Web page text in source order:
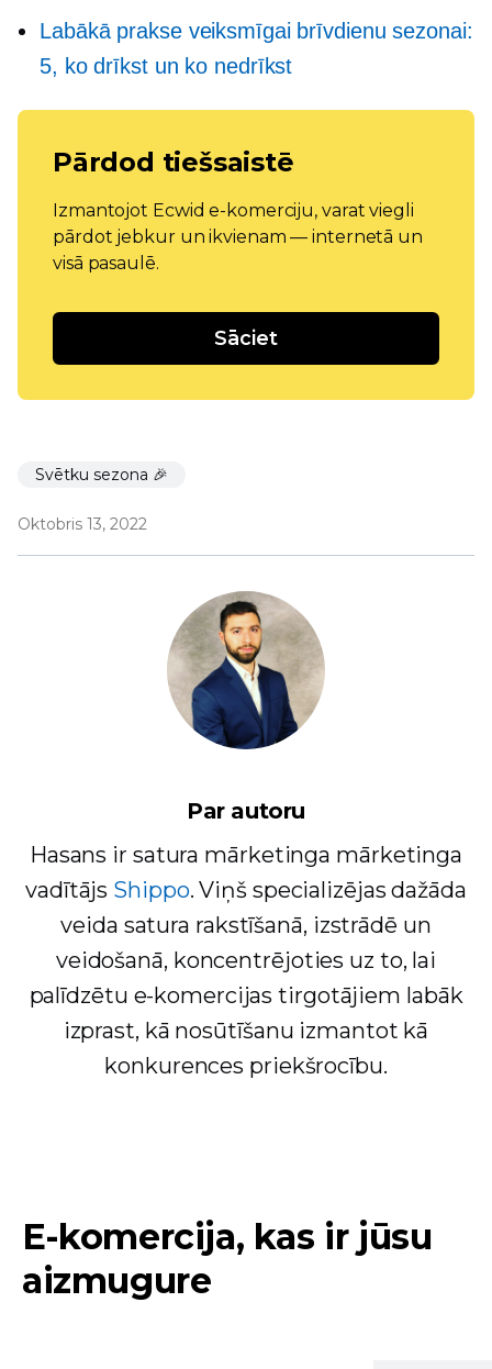
Labākā prakse veiksmīgai brīvdienu sezonai:
5, ko drīkst un ko nedrīkst
Pārdod tiešsaistē
Izmantojot Ecwid e-komerciju, varat viegli
pārdot jebkur un ikvienam — internetā un
visā pasaulē.
Sāciet
Svētku sezona 🎉
Oktobris 13, 2022
Par autoru
Hasans ir satura mārketinga mārketinga
vadītājs Shippo. Viņš specializējas dažāda
veida satura rakstīšanā, izstrādē un
veidošanā, koncentrējoties uz to, lai
palīdzētu e-komercijas tirgotājiem labāk
izprast, kā nosūtīšanu izmantot kā
konkurences priekšrocību.
E-komercija, kas ir jūsu
aizmugure